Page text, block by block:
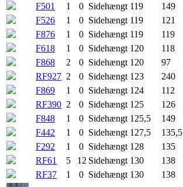
F501
1 0 Sidehængt 119 149
F526
1 0 Sidehængt 119 121
F876
1 0 Sidehængt 119 119
F618
1 0 Sidehængt 120 118
F868
2 0 Sidehængt 120 97
RF927 2 0 Sidehængt 123 240
F869
1 0 Sidehængt 124 112
RF390 2 0 Sidehængt 125 126
F848
1 0 Sidehængt 125,5 149
F442
1 0 Sidehængt 127,5 135,5
F292
1 0 Sidehængt 128 135
RF61
5 12 Sidehængt 130 138
RF37
1 0 Sidehængt 130 138